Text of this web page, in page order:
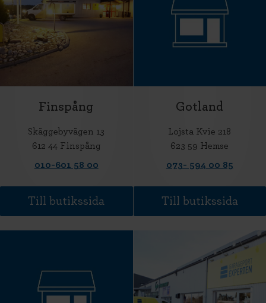
Finspång
Skäggebyvägen 13
612 44 Finspång
010-601 58 00
Till butikssida
Gotland
Lojsta Kvie 218
623 59 Hemse
073- 594 00 85
Till butikssida